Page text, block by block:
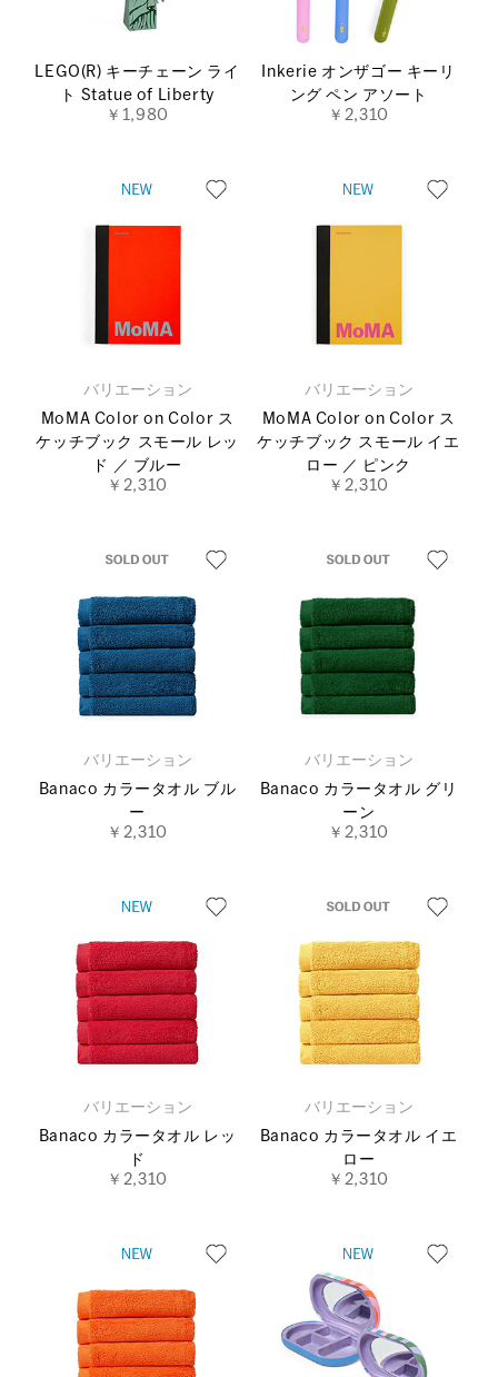
LEGO(R) キーチェーン ライ
ト Statue of Liberty
￥1,980
Inkerie オンザゴー キーリ
ング ペン アソート
￥2,310
バリエーション
MoMA Color on Color ス
ケッチブック スモール レッ
ド ／ ブルー
￥2,310
バリエーション
MoMA Color on Color ス
ケッチブック スモール イエ
ロー ／ ピンク
￥2,310
バリエーション
Banaco カラータオル ブル
ー
￥2,310
バリエーション
Banaco カラータオル グリ
ーン
￥2,310
バリエーション
Banaco カラータオル レッ
ド
￥2,310
バリエーション
Banaco カラータオル イエ
ロー
￥2,310